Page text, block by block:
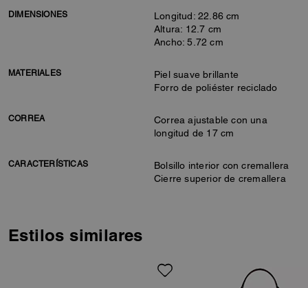
DIMENSIONES
Longitud: 22.86 cm
Altura: 12.7 cm
Ancho: 5.72 cm
MATERIALES
Piel suave brillante
Forro de poliéster reciclado
CORREA
Correa ajustable con una
longitud de 17 cm
CARACTERÍSTICAS
Bolsillo interior con cremallera
Cierre superior de cremallera
Estilos similares